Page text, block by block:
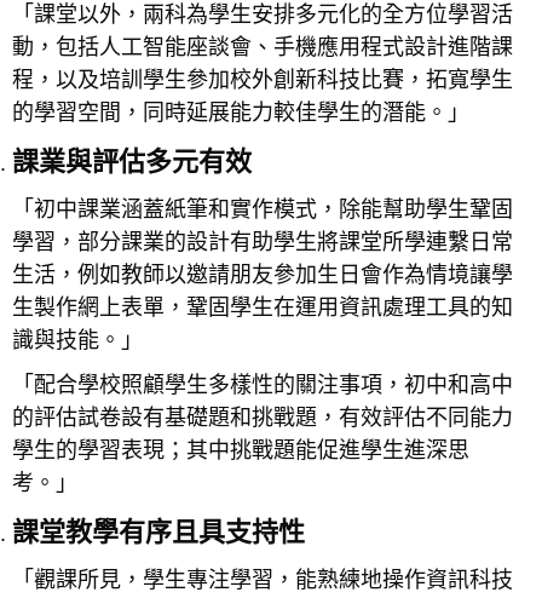
「課堂以外，兩科為學生安排多元化的全方位學習活
動，包括人工智能座談會、手機應用程式設計進階課
程，以及培訓學生參加校外創新科技比賽，拓寬學生
的學習空間，同時延展能力較佳學生的潛能。」
課業與評估多元有效
「初中課業涵蓋紙筆和實作模式，除能幫助學生鞏固
學習，部分課業的設計有助學生將課堂所學連繫日常
生活，例如教師以邀請朋友參加生日會作為情境讓學
生製作網上表單，鞏固學生在運用資訊處理工具的知
識與技能。」
「配合學校照顧學生多樣性的關注事項，初中和高中
的評估試卷設有基礎題和挑戰題，有效評估不同能力
學生的學習表現；其中挑戰題能促進學生進深思
考。」
課堂教學有序且具支持性
「觀課所見，學生專注學習，能熟練地操作資訊科技